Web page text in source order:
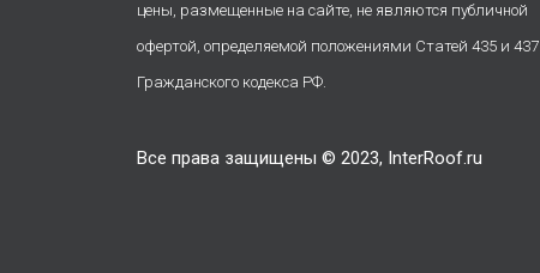
цены, размещенные на сайте, не являются публичной
офертой, определяемой положениями Статей 435 и 437
Гражданского кодекса РФ.
Все права защищены © 2023, InterRoof.ru